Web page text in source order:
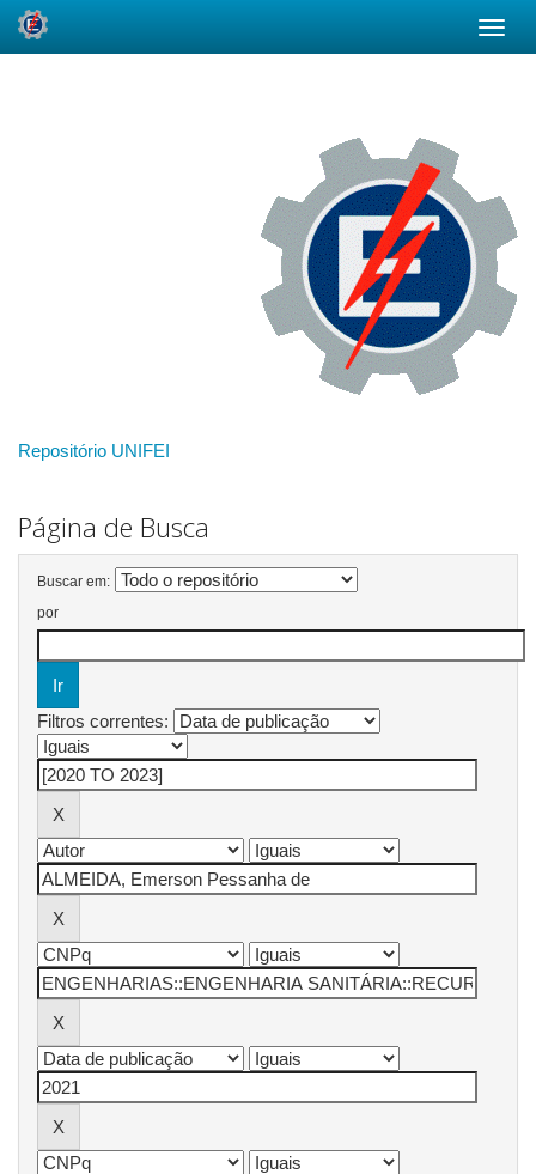
Repositório UNIFEI
Página de Busca
Buscar em:
por
Filtros correntes: